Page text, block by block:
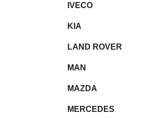
IVECO
KIA
LAND ROVER
MAN
MAZDA
MERCEDES